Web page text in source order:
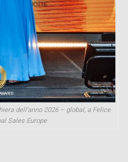
dell’anno 2026 – global, a Felice
Sales Europe